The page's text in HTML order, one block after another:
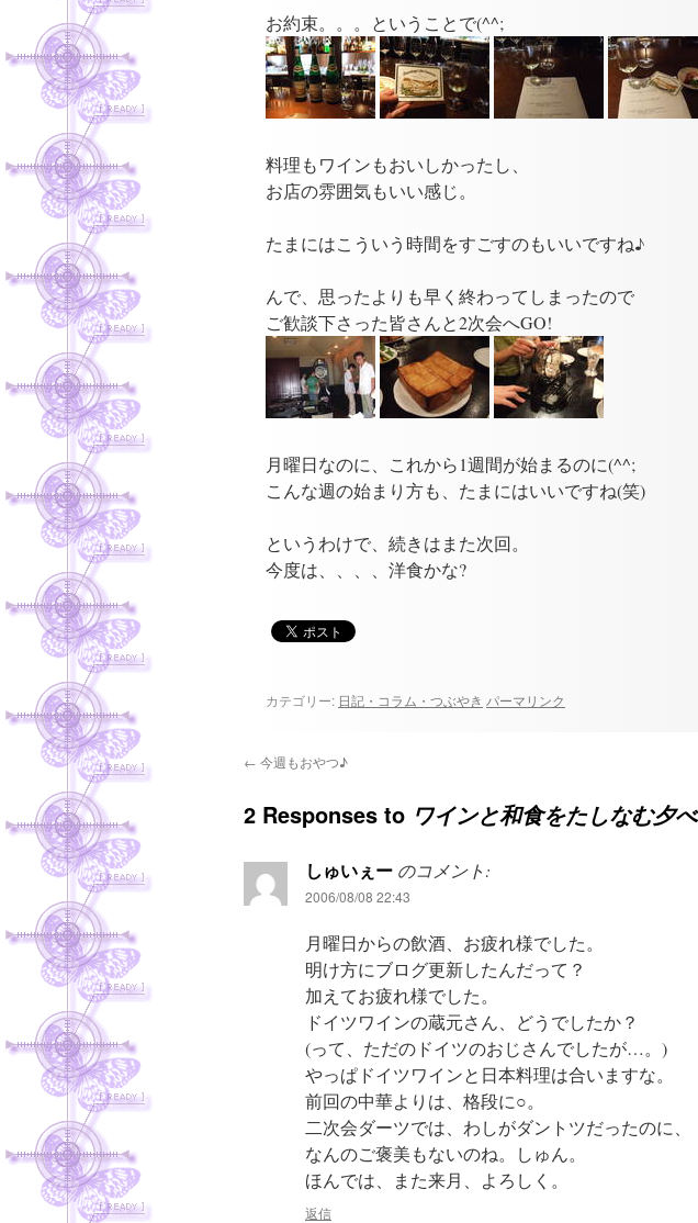
お約束。。。ということで(^^;
料理もワインもおいしかったし、
お店の雰囲気もいい感じ。
たまにはこういう時間をすごすのもいいですね♪
んで、思ったよりも早く終わってしまったので
ご歓談下さった皆さんと2次会へGO!
月曜日なのに、これから1週間が始まるのに(^^;
こんな週の始まり方も、たまにはいいですね(笑)
というわけで、続きはまた次回。
今度は、、、、洋食かな?
カテゴリー: 日記・コラム・つぶやき パーマリンク
← 今週もおやつ♪
2 Responses to ワインと和食をたしなむ夕べ
しゅいぇー のコメント:
2006/08/08 22:43
月曜日からの飲酒、お疲れ様でした。
明け方にブログ更新したんだって？
加えてお疲れ様でした。
ドイツワインの蔵元さん、どうでしたか？
(って、ただのドイツのおじさんでしたが…。)
やっぱドイツワインと日本料理は合いますな。
前回の中華よりは、格段に○。
二次会ダーツでは、わしがダントツだったのに、
なんのご褒美もないのね。しゅん。
ほんでは、また来月、よろしく。
返信